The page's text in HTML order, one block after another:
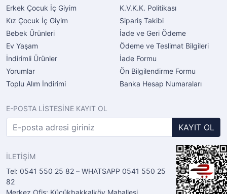
Erkek Çocuk İç Giyim
Kız Çocuk İç Giyim
Bebek Ürünleri
Ev Yaşam
İndirimli Ürünler
Yorumlar
Toplu Alım İndirimi
K.V.K.K. Politikası
Sipariş Takibi
İade ve Geri Ödeme
Ödeme ve Teslimat Bilgileri
İade Formu
Ön Bilgilendirme Formu
Banka Hesap Numaraları
E-POSTA LİSTESİNE KAYIT OL
KAYIT OL
İLETİŞİM
Tel: 0541 550 25 82 – WHATSAPP 0541 550 25
82
Merkez Ofis: Küçükbakkalköy Mahallesi